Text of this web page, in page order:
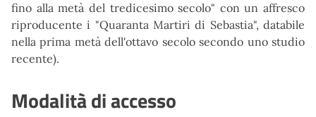
fino alla metà del tredicesimo secolo" con un affresco
riproducente i "Quaranta Martiri di Sebastia", databile
nella prima metà dell'ottavo secolo secondo uno studio
recente).
Modalità di accesso